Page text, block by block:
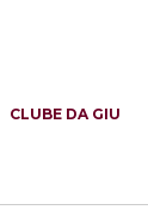
CLUBE DA GIU